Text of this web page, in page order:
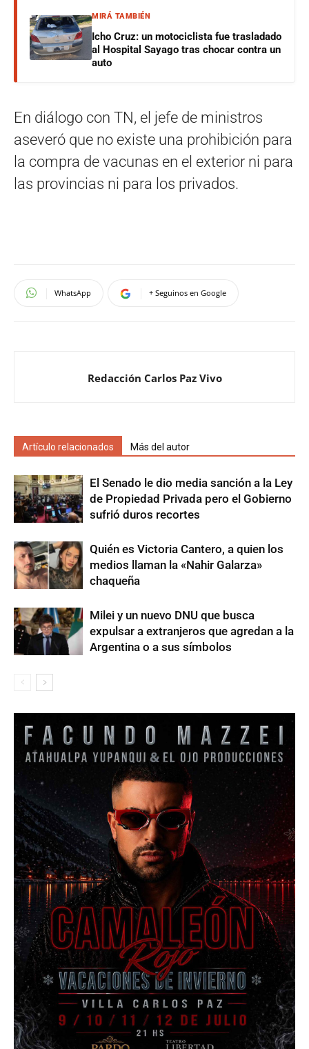
MIRÁ TAMBIÉN
Icho Cruz: un motociclista fue trasladado
al Hospital Sayago tras chocar contra un
auto
En diálogo con TN, el jefe de ministros
aseveró que no existe una prohibición para
la compra de vacunas en el exterior ni para
las provincias ni para los privados.
WhatsApp + Seguinos en Google
Redacción Carlos Paz Vivo
Artículo relacionados Más del autor
El Senado le dio media sanción a la Ley
de Propiedad Privada pero el Gobierno
sufrió duros recortes
Quién es Victoria Cantero, a quien los
medios llaman la «Nahir Galarza»
chaqueña
Milei y un nuevo DNU que busca
expulsar a extranjeros que agredan a la
Argentina o a sus símbolos